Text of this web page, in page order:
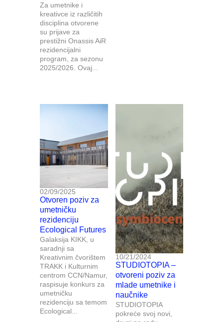
Za umetnike i
kreativce iz različitih
disciplina otvorene
su prijave za
prestižni Onassis AiR
rezidencijalni
program, za sezonu
2025/2026. Ovaj...
02/09/2025
Otvoren poziv za
umetničku
rezidenciju
Ecological Futures
Galaksija KIKK, u
saradnji sa
Kreativnim čvorištem
TRAKK i Kulturnim
centrom CCN/Namur,
raspisuje konkurs za
umetničku
rezidenciju sa temom
Ecological...
10/21/2024
STUDIOTOPIA –
otvoreni poziv za
mlade umetnike i
naučnike
STUDIOTOPIA
pokreće svoj novi,